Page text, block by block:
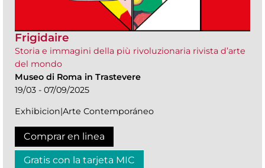
Frigidaire
Storia e immagini della più rivoluzionaria rivista d’arte
del mondo
Museo di Roma in Trastevere
19/03 - 07/09/2025
Exhibicion|Arte Contemporáneo
Comprar en linea
Gratis con la tarjeta MIC